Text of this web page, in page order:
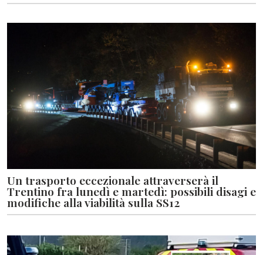
Un trasporto eccezionale attraverserà il
Trentino fra lunedì e martedì: possibili disagi e
modifiche alla viabilità sulla SS12